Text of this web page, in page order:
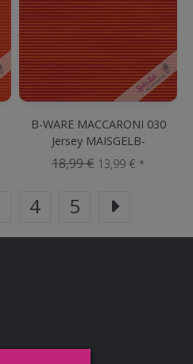
B-WARE MACCARONI 030
Jersey MAISGELB-
DUNKELPINK
18,99 € 13,99 € *
4 5